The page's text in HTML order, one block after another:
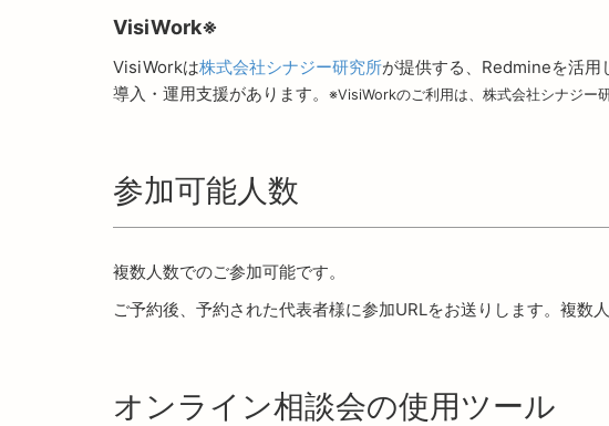
VisiWork※
VisiWorkは株式会社シナジー研究所が提供する、Redmineを活用
導入・運用支援があります。
※VisiWorkのご利用は、株式会社シナジー
参加可能人数
複数人数でのご参加可能です。
ご予約後、予約された代表者様に参加URLをお送りします。複数
オンライン相談会の使用ツール